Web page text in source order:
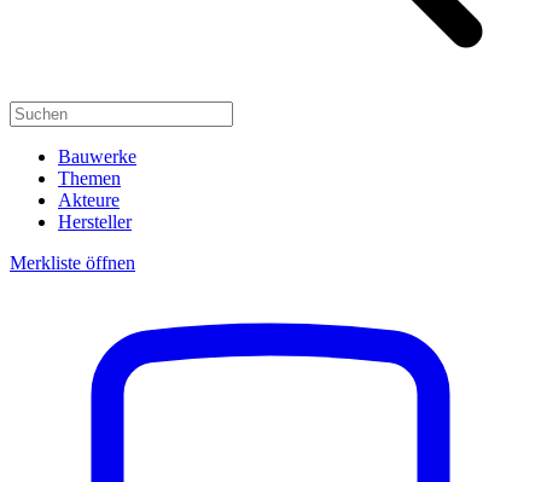
Bauwerke
Themen
Akteure
Hersteller
Merkliste öffnen